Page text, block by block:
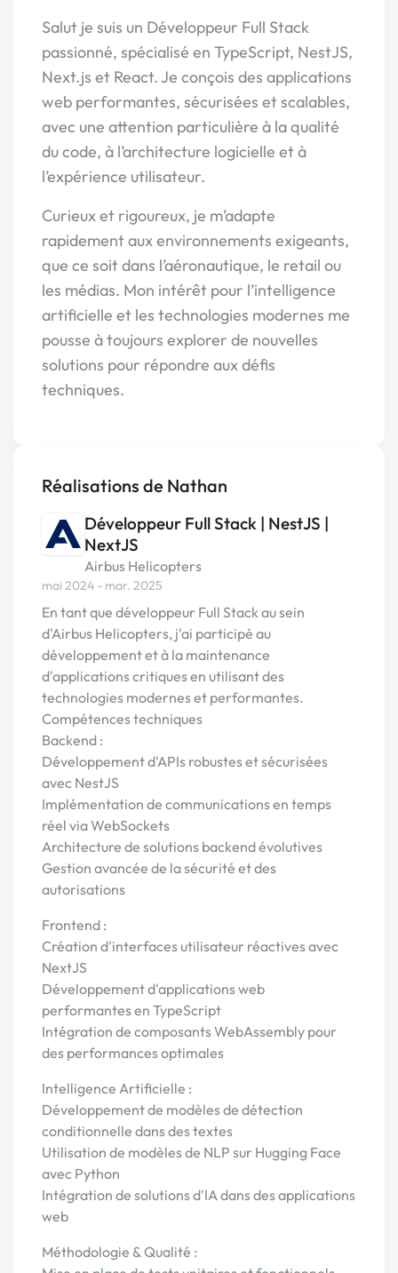
Salut je suis un Développeur Full Stack
passionné, spécialisé en TypeScript, NestJS,
Next.js et React. Je conçois des applications
web performantes, sécurisées et scalables,
avec une attention particulière à la qualité
du code, à l’architecture logicielle et à
l’expérience utilisateur.
Curieux et rigoureux, je m’adapte
rapidement aux environnements exigeants,
que ce soit dans l’aéronautique, le retail ou
les médias. Mon intérêt pour l’intelligence
artificielle et les technologies modernes me
pousse à toujours explorer de nouvelles
solutions pour répondre aux défis
techniques.
Réalisations de Nathan
Développeur Full Stack | NestJS |
NextJS
Airbus Helicopters
mai 2024 - mar. 2025
En tant que développeur Full Stack au sein
d'Airbus Helicopters, j'ai participé au
développement et à la maintenance
d'applications critiques en utilisant des
technologies modernes et performantes.
Compétences techniques
Backend :
Développement d'APIs robustes et sécurisées
avec NestJS
Implémentation de communications en temps
réel via WebSockets
Architecture de solutions backend évolutives
Gestion avancée de la sécurité et des
autorisations
Frontend :
Création d'interfaces utilisateur réactives avec
NextJS
Développement d'applications web
performantes en TypeScript
Intégration de composants WebAssembly pour
des performances optimales
Intelligence Artificielle :
Développement de modèles de détection
conditionnelle dans des textes
Utilisation de modèles de NLP sur Hugging Face
avec Python
Intégration de solutions d'IA dans des applications
web
Méthodologie & Qualité :